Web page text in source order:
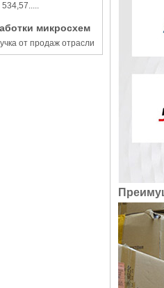
534,57.....
микросхем
на 16,5% в 2022
от продаж отрасли
в Китае